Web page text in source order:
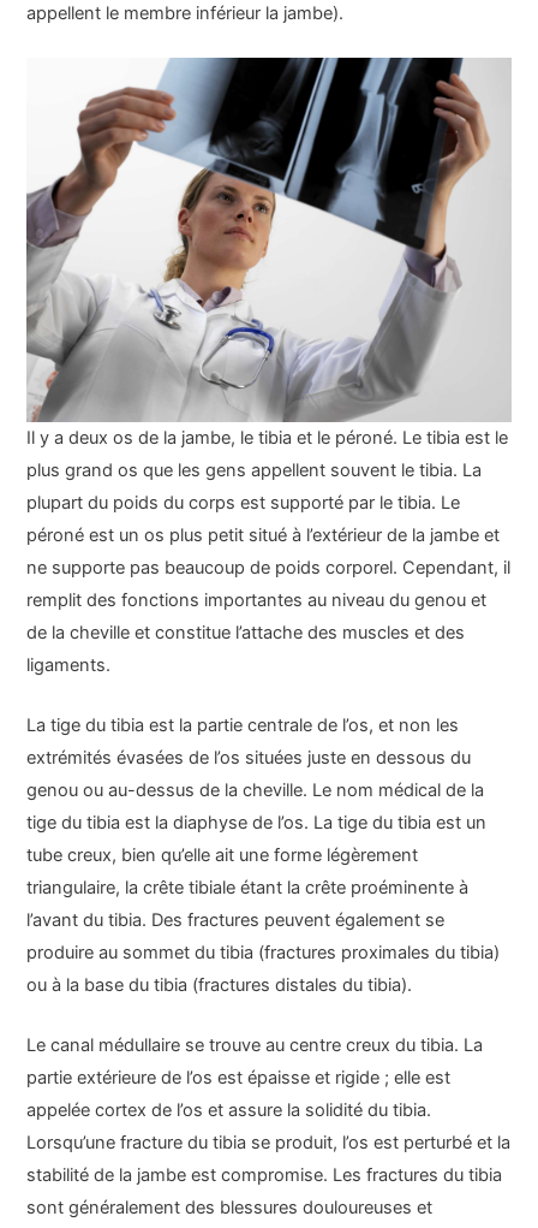
appellent le membre inférieur la jambe).
Il y a deux os de la jambe, le tibia et le péroné. Le tibia est le
plus grand os que les gens appellent souvent le tibia. La
plupart du poids du corps est supporté par le tibia. Le
péroné est un os plus petit situé à l’extérieur de la jambe et
ne supporte pas beaucoup de poids corporel. Cependant, il
remplit des fonctions importantes au niveau du genou et
de la cheville et constitue l’attache des muscles et des
ligaments.
La tige du tibia est la partie centrale de l’os, et non les
extrémités évasées de l’os situées juste en dessous du
genou ou au-dessus de la cheville. Le nom médical de la
tige du tibia est la diaphyse de l’os. La tige du tibia est un
tube creux, bien qu’elle ait une forme légèrement
triangulaire, la crête tibiale étant la crête proéminente à
l’avant du tibia. Des fractures peuvent également se
produire au sommet du tibia (fractures proximales du tibia)
ou à la base du tibia (fractures distales du tibia).
Le canal médullaire se trouve au centre creux du tibia. La
partie extérieure de l’os est épaisse et rigide ; elle est
appelée cortex de l’os et assure la solidité du tibia.
Lorsqu’une fracture du tibia se produit, l’os est perturbé et la
stabilité de la jambe est compromise. Les fractures du tibia
sont généralement des blessures douloureuses et